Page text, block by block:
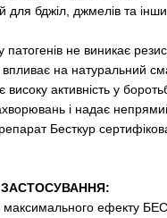
для бджіл, джмелів та
не виникає
на натуральний
високу активність у
і надає
Бесткур
ефекту